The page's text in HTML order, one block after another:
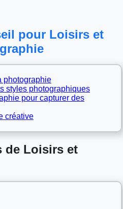
pour Loisirs et
photographie
styles photographiques
pour capturer des
créative
de Loisirs et